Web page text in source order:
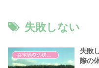
失敗しない
在宅勤務の環境整備
失敗
際の